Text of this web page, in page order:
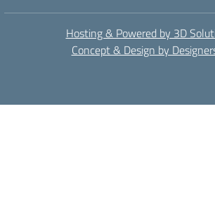
Hosting & Powered by 3D
Concept & Design by